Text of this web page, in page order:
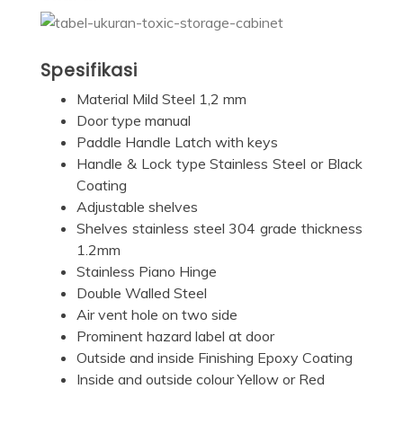
Spesifikasi
Material Mild Steel 1,2 mm
Door type manual
Paddle Handle Latch with keys
Handle & Lock type Stainless Steel or Black
Coating
Adjustable shelves
Shelves stainless steel 304 grade thickness
1.2mm
Stainless Piano Hinge
Double Walled Steel
Air vent hole on two side
Prominent hazard label at door
Outside and inside Finishing Epoxy Coating
Inside and outside colour Yellow or Red